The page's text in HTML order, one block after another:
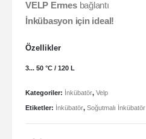
VELP Ermesbağlantı
İnkübasyon için ideal!
Özellikler
3... 50 °C / 120 L
Kategoriler: İnkübatör, Velp
Etiketler: İnkübatör, Soğutmalı İnkübatör